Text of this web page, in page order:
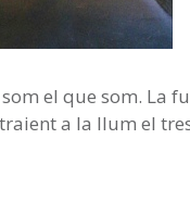
el que som. La
a la llum el